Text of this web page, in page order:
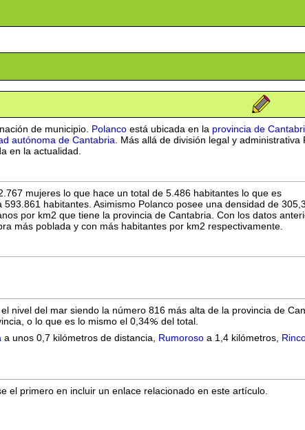
de municipio. Polanco está ubicada en la provincia de
autónoma de Cantabria . Más allá de división legal y administrativa
en la actualidad.
mujeres lo que hace un total de 5.486 habitantes lo que es
habitantes. Asimismo Polanco posee una densidad de 305,3
por km2 que tiene la provincia de Cantabria. Con los datos
más poblada y con más habitantes por km2 respectivamente.
nivel del mar siendo la número 816 más alta de la provincia de
o lo que es lo mismo el 0,34
del total.
a unos 0,7 kilómetros de distancia, Rumoroso a 1,4 kilómetros,
el primero en incluir un enlace relacionado en este artículo.